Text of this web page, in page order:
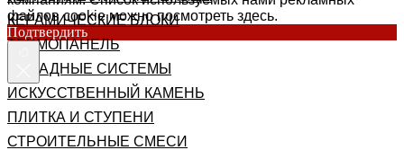
КЕРАМИЧЕСКИЕ БЛОКИ
ТЕРМОПАНЕЛЬ
ФАСАДНЫЕ СИСТЕМЫ
ИСКУССТВЕННЫЙ КАМЕНЬ
ПЛИТКА И СТУПЕНИ
СТРОИТЕЛЬНЫЕ СМЕСИ
файлов cookie можно посмотреть здесь.
Подтвердить